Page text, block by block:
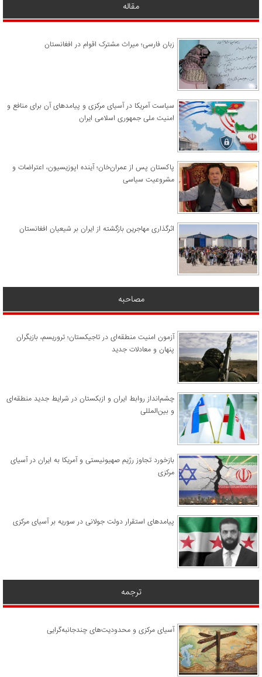
مقاله
زبان فارسی؛ میراث مشترک اقوام در افغانستان
سیاست آمریکا در آسیای مرکزی و پیامدهای آن برای منافع و
امنیت ملی جمهوری اسلامی ایران
پاکستان پس از عمران‌خان؛ آینده اپوزیسیون، اعتراضات و
مشروعیت سیاسی
اثرگذاری مهاجرین بازگشته از ایران بر شیعیان افغانستان
مصاحبه
آزمون امنیت منطقه‌ای در تاجیکستان؛ تروریسم، بازیگران
پنهان و معادلات جدید
چشم‌انداز روابط ایران و ازبکستان در شرایط جدید منطقه‌ای
و بین‌المللی
​بازخورد تجاوز رژیم صهیونیستی و آمریکا به ایران در آسیای
مرکزی
پیامدهای استقرار دولت جولانی در سوریه بر آسیای مرکزی
ترجمه
آسیای مرکزی و محدودیت‌های چندجانبه‌گرایی